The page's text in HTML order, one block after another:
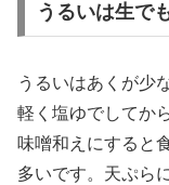
うるいは生で
うるいはあくが少
軽く塩ゆでしてか
味噌和えにすると
多いです。天ぷら